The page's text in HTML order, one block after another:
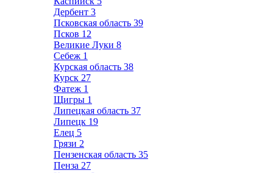
Дербент 3
Псковская область 39
Псков 12
Великие Луки 8
Себеж 1
Курская область 38
Курск 27
Фатеж 1
Щигры 1
Липецкая область 37
Липецк 19
Елец 5
Грязи 2
Пензенская область 35
Пенза 27